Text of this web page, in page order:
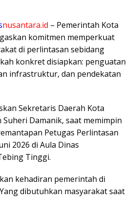
nusantara.id – Pemerintah Kota
komitmen memperkuat
di perlintasan sebidang
konkret disiapkan: penguatan
infrastruktur, dan pendekatan
Sekretaris Daerah Kota
Damanik, saat memimpin
Petugas Perlintasan
2026 di Aula Dinas
Tinggi.
kehadiran pemerintah di
dibutuhkan masyarakat saat